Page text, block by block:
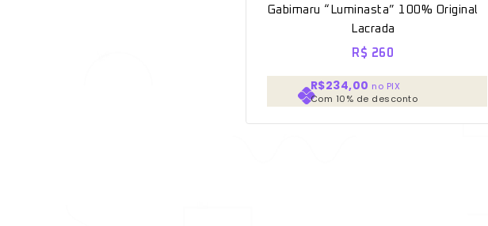
Gabimaru “Luminasta” 100% Original
Lacrada
R$ 260
R$234,00 no PIX
Com 10% de desconto